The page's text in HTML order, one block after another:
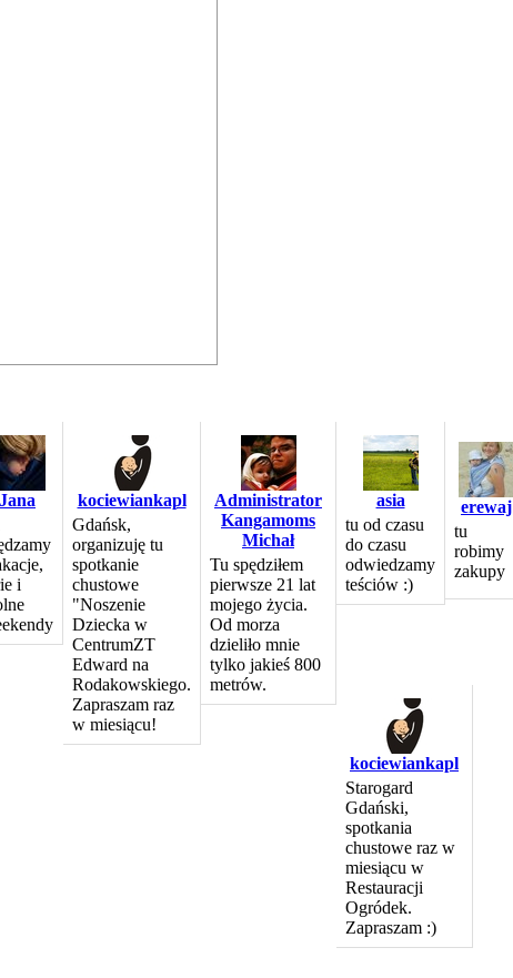
Jana
i
kociewiankapl
Gdańsk,
organizuję tu
spotkanie
chustowe
"Noszenie
Dziecka w
CentrumZT
Edward na
Rodakowskiego.
Zapraszam raz
w miesiącu!
Administrator
Kangamoms
Michał
Tu spędziłem
pierwsze 21 lat
mojego życia.
Od morza
dzieliło mnie
tylko jakieś 800
metrów.
asia
tu od czasu
do czasu
odwiedzamy
teściów :)
erewaj
tu
robimy
zakupy
kociewiankapl
Starogard
Gdański,
spotkania
chustowe raz w
miesiącu w
Restauracji
Ogródek.
Zapraszam :)